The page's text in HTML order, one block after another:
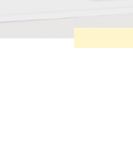
Tracking- und Targeting-Cookies